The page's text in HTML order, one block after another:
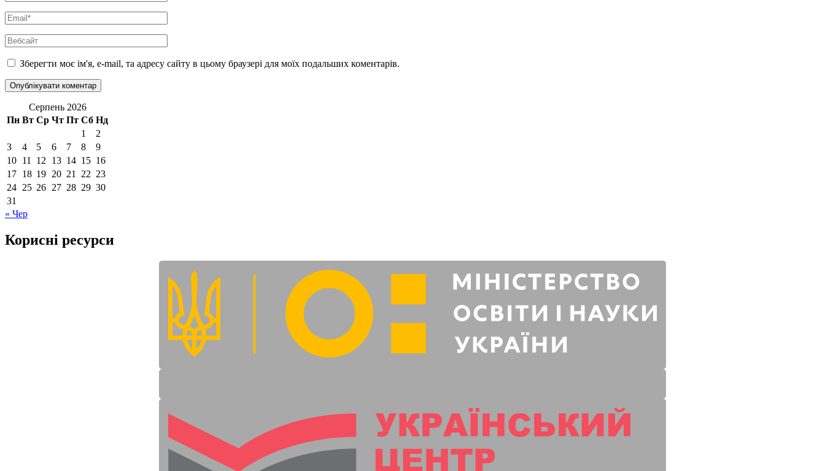
Email*
Вебсайт
Зберегти моє ім'я, e-mail, та адресу сайту в цьому браузері для моїх подальших коментарів.
Серпень 2026
Пн Вт Ср Чт Пт Сб Нд
1
2
3
4 5 6 7 8
9
10 11 12 13 14 15 16
17 18 19 20 21 22 23
24 25 26 27 28 29 30
31
« Чер
Корисні ресурси